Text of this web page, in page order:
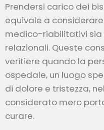
Prendersi carico dei
equivale a
medico-riabilitativi sia
relazionali. Queste
veritiere quando la
ospedale, un luogo
di dolore e tristezza,
considerato mero
curare.